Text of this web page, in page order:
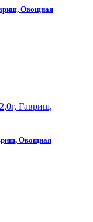
Овощная
Овощная